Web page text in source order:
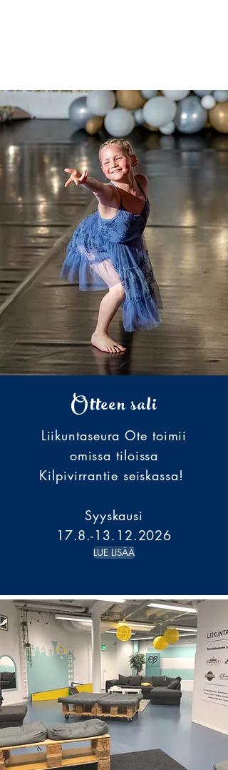
Otteen sali
Liikuntaseura Ote toimii
omissa tiloissa
Kilpivirrantie seiskassa!
Syyskausi
17.8.-13.12.2026
LUE LISÄÄ